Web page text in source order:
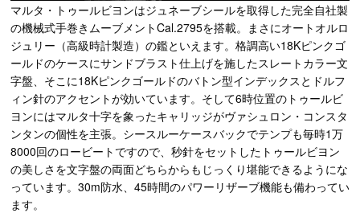
マルタ・トゥールビヨンはジュネーブシールを取得した完全自社製
の機械式手巻きムーブメントCal.2795を搭載。まさにオートオルロ
ジュリー（高級時計製造）の鑑といえます。格調高い18Kピンクゴ
ールドのケースにサンドブラスト仕上げを施したスレートカラー文
字盤、そこに18Kピンクゴールドのバトン型インデックスとドルフ
ィン針のアクセントが効いています。そして6時位置のトゥールビ
ヨンにはマルタ十字を象ったキャリッジがヴァシュロン・コンスタ
ンタンの個性を主張。シースルーケースバックでテンプも毎時1万
8000回のロービートですので、秒針をセットしたトゥールビヨン
の美しさを文字盤の両面どちらからもじっくり堪能できるようにな
っています。30m防水、45時間のパワーリザーブ機能も備わってい
ます。